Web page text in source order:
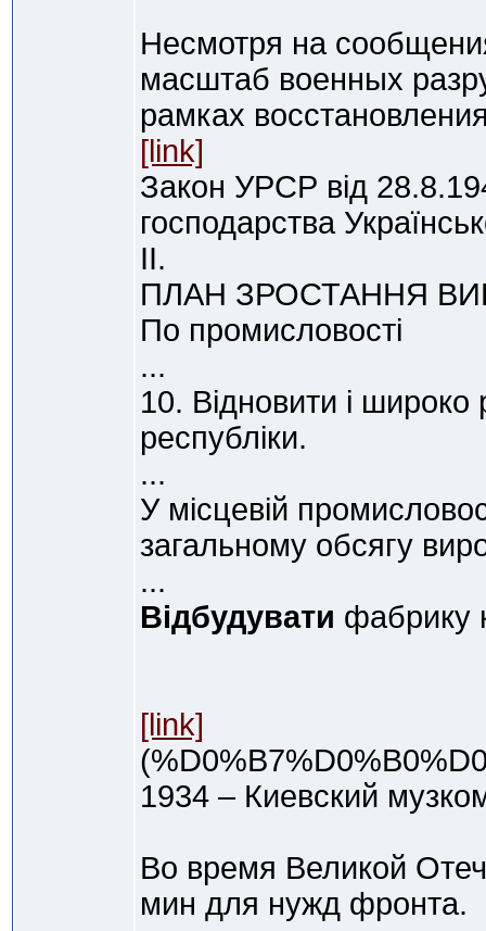
Несмотря на
масштаб военных
рамках
[link]
Закон УРСР від
господарства
II.
ПЛАН ЗРОСТАННЯ
По промисловості
...
10. Відновити і широко
республіки.
...
У місцевій
загальному обсягу
...
Відбудувати фабрику
[link]
1934 – Киевский
Во время Великой
мин для нужд фронта.